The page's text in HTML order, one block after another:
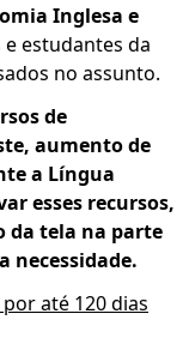
Inglesa e
estudantes da
no assunto.
de
aumento de
a Língua
esses recursos,
da tela na parte
necessidade.
até 120 dias